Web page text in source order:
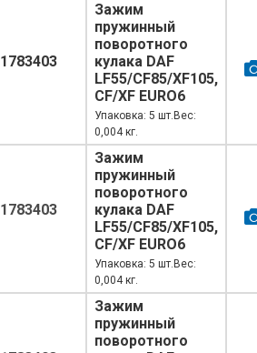
1783403
Зажим
пружинный
поворотного
кулака DAF
LF55/CF85/XF105,
CF/XF EURO6
Упаковка: 5 шт.Вес:
0,004 кг.
1783403
Зажим
пружинный
поворотного
кулака DAF
LF55/CF85/XF105,
CF/XF EURO6
Упаковка: 5 шт.Вес:
0,004 кг.
Зажим
пружинный
поворотного